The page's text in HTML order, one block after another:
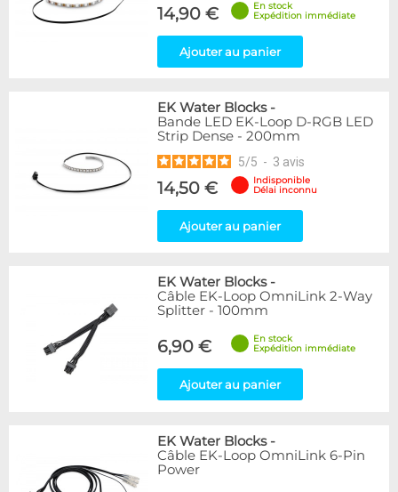
14,90 €
En stock
Expédition immédiate
Ajouter au panier
EK Water Blocks-
Bande LED EK-Loop D-RGB LED
Strip Dense - 200mm
5/5 - 3 avis
14,50 €
Indisponible
Délai inconnu
Ajouter au panier
EK Water Blocks-
Câble EK-Loop OmniLink 2-Way
Splitter - 100mm
6,90 €
En stock
Expédition immédiate
Ajouter au panier
EK Water Blocks-
Câble EK-Loop OmniLink 6-Pin
Power